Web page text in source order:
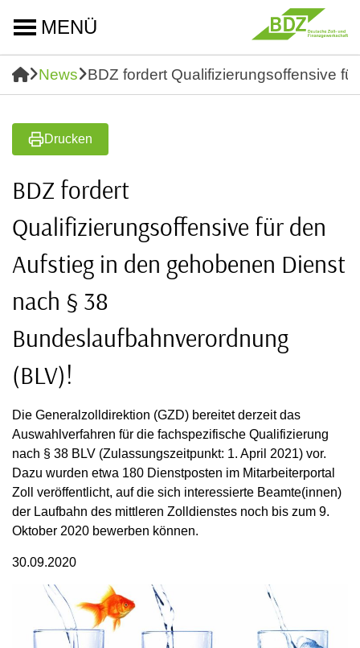
MENÜ
News BDZ fordert Qualifizierungsoffensive
Drucken
BDZ fordert
Qualifizierungsoffensive für den
Aufstieg in den gehobenen Dienst
nach § 38
Bundeslaufbahnverordnung
(BLV)!
Die Generalzolldirektion (GZD) bereitet derzeit das
Auswahlverfahren für die fachspezifische Qualifizierung
nach § 38 BLV (Zulassungszeitpunkt: 1. April 2021) vor.
Dazu wurden etwa 180 Dienstposten im Mitarbeiterportal
Zoll veröffentlicht, auf die sich interessierte Beamte(innen)
der Laufbahn des mittleren Zolldienstes noch bis zum 9.
Oktober 2020 bewerben können.
30.09.2020